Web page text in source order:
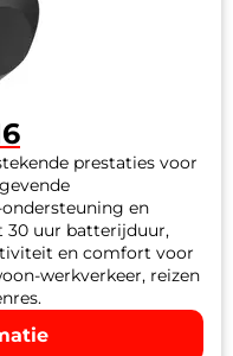
prestaties voor
en
30 uur batterijduur,
en comfort voor
werkverkeer, reizen